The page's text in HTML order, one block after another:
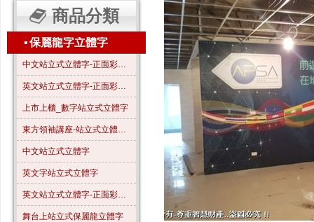
商品分類
▪保麗龍字立體字
中文站立式立體字-正面彩色-A01
英文站立式立體字-正面彩色-B01
上市上櫃_數字站立式立體字
東方領袖講座-站立式立體字_全字噴漆_霧金色
中文站立式立體字
英文字站立式立體字
英文站立式立體字-正面彩色-B04
舞台上站立式保麗龍立體字